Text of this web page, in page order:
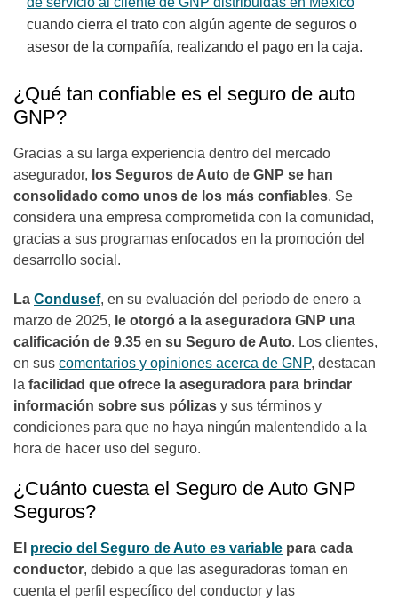
cuando cierra el trato con algún agente de seguros o
asesor de la compañía, realizando el pago en la caja.
¿Qué tan confiable es el seguro de auto
GNP?
Gracias a su larga experiencia dentro del mercado
asegurador, los Seguros de Auto de GNP se han
consolidado como unos de los más confiables. Se
considera una empresa comprometida con la comunidad,
gracias a sus programas enfocados en la promoción del
desarrollo social.
La Condusef, en su evaluación del periodo de enero a
marzo de 2025, le otorgó a la aseguradora GNP una
calificación de 9.35 en su Seguro de Auto. Los clientes,
en sus comentarios y opiniones acerca de GNP, destacan
la facilidad que ofrece la aseguradora para brindar
información sobre sus pólizas y sus términos y
condiciones para que no haya ningún malentendido a la
hora de hacer uso del seguro.
¿Cuánto cuesta el Seguro de Auto GNP
Seguros?
El precio del Seguro de Auto es variable para cada
conductor, debido a que las aseguradoras toman en
cuenta el perfil específico del conductor y las